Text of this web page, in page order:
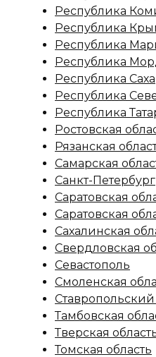
Республика
Республика
Республика
Республика
Республика Саха
Республика
Республика
Ростовская
Рязанская
Самарская
Санкт-Петербург
Саратовская
Саратовская
Сахалинская
Свердловская
Севастополь
Смоленская
Тамбовская
Тверская
Томская область